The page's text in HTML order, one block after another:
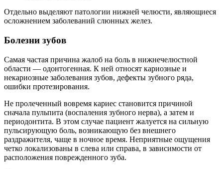
Отдельно выделяют патологии нижней челюсти, являющиеся
осложнением заболеваний слюнных желез.
Болезни зубов
Самая частая причина жалоб на боль в нижнечелюстной
области — одонтогенная. К ней относят кариозные и
некариозные заболевания зубов, дефекты зубного ряда,
ошибки протезирования.
Не пролеченный вовремя кариес становится причиной
сначала пульпита (воспаления зубного нерва), а затем и
периодонтита. В этом случае пациент жалуется на сильную
пульсирующую боль, возникающую без внешнего
раздражителя, чаще в ночное время. Неприятные ощущения
четко локализованы в слева или справа, в зависимости от
расположения поврежденного зуба.